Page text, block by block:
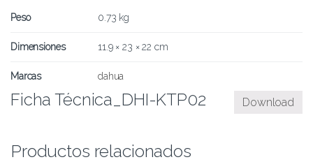
Peso 0.73 kg
Dimensiones 11.9 × 23 × 22 cm
Marcas dahua
Ficha Técnica_DHI-KTP02 Download
Productos relacionados